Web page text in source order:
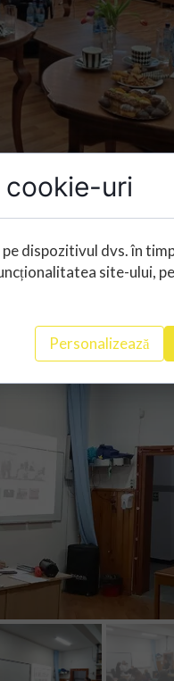
2024
uri
dispozitivul dvs. în
site-ului,
Personalizează